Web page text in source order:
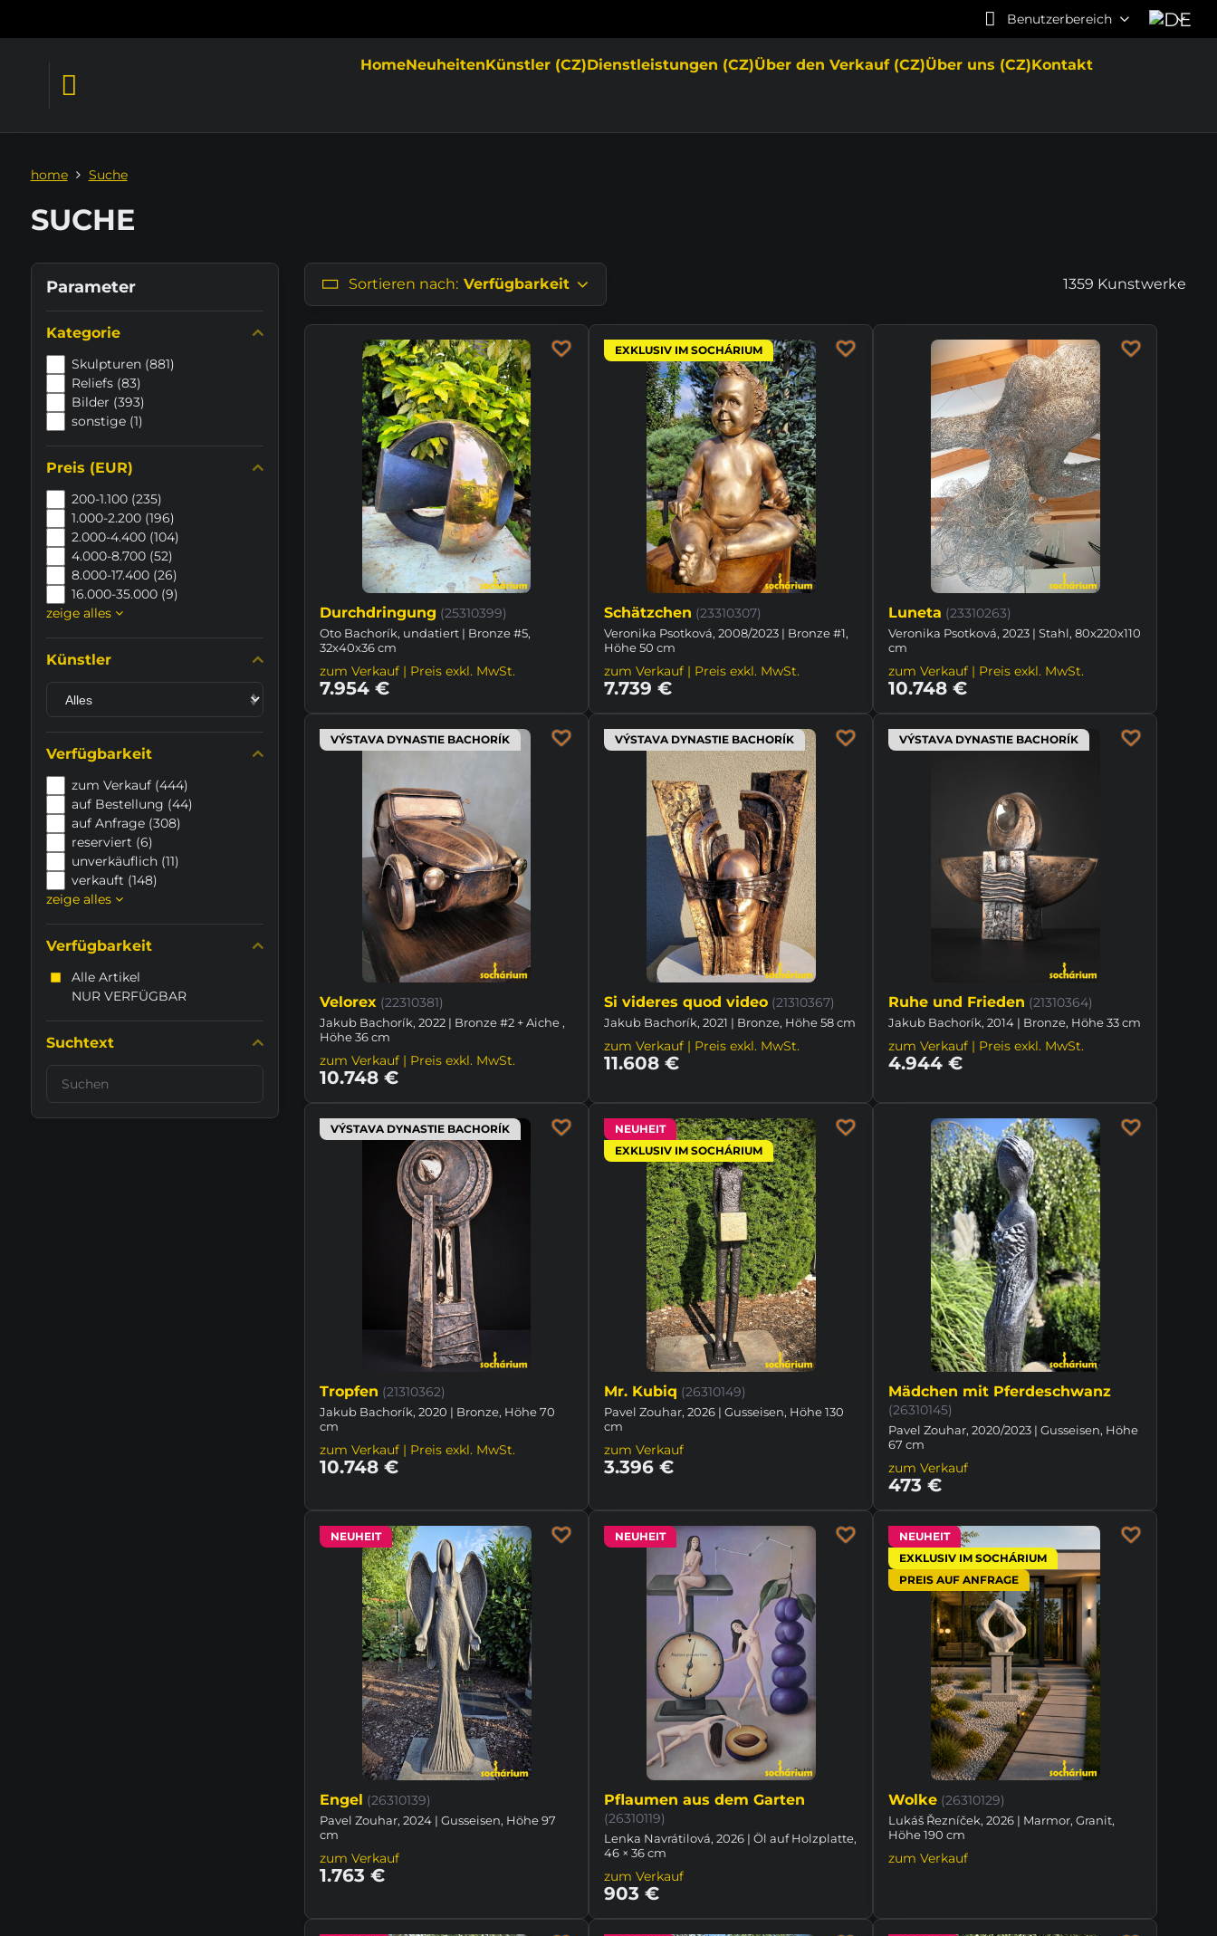
Benutzerbereich
HomeNeuheitenKünstler (CZ)Dienstleistungen (CZ)Über den Verkauf (CZ)Über uns (CZ)Kontakt
home Suche
SUCHE
Sortieren nach: Verfügbarkeit 1359 Kunstwerke
Durchdringung (25310399)
Oto Bachorík, undatiert | Bronze #5,
32x40x36 cm
zum Verkauf | Preis exkl. MwSt.
7.954 €
EXKLUSIV IM SOCHÁRIUM
Schätzchen (23310307)
Veronika Psotková, 2008/2023 | Bronze #1,
Höhe 50 cm
zum Verkauf | Preis exkl. MwSt.
7.739 €
Luneta (23310263)
Veronika Psotková, 2023 | Stahl, 80x220x110
cm
zum Verkauf | Preis exkl. MwSt.
10.748 €
VÝSTAVA DYNASTIE BACHORÍK
Velorex (22310381)
Jakub Bachorík, 2022 | Bronze #2 + Aiche ,
Höhe 36 cm
zum Verkauf | Preis exkl. MwSt.
10.748 €
VÝSTAVA DYNASTIE BACHORÍK
Si videres quod video (21310367)
Jakub Bachorík, 2021 | Bronze, Höhe 58 cm
zum Verkauf | Preis exkl. MwSt.
11.608 €
VÝSTAVA DYNASTIE BACHORÍK
Ruhe und Frieden (21310364)
Jakub Bachorík, 2014 | Bronze, Höhe 33 cm
zum Verkauf | Preis exkl. MwSt.
4.944 €
VÝSTAVA DYNASTIE BACHORÍK
Tropfen (21310362)
Jakub Bachorík, 2020 | Bronze, Höhe 70
cm
zum Verkauf | Preis exkl. MwSt.
10.748 €
NEUHEIT
EXKLUSIV IM SOCHÁRIUM
Mr. Kubiq (26310149)
Pavel Zouhar, 2026 | Gusseisen, Höhe 130
cm
zum Verkauf
3.396 €
Mädchen mit Pferdeschwanz
(26310145)
Pavel Zouhar, 2020/2023 | Gusseisen, Höhe
67 cm
zum Verkauf
473 €
NEUHEIT
Engel (26310139)
Pavel Zouhar, 2024 | Gusseisen, Höhe 97
cm
zum Verkauf
1.763 €
NEUHEIT
Pflaumen aus dem Garten
(26310119)
Lenka Navrátilová, 2026 | Öl auf Holzplatte,
46 × 36 cm
zum Verkauf
903 €
NEUHEIT
EXKLUSIV IM SOCHÁRIUM
PREIS AUF ANFRAGE
Wolke (26310129)
Lukáš Řezníček, 2026 | Marmor, Granit,
Höhe 190 cm
zum Verkauf
Parameter
Kategorie
Skulpturen (881)
Reliefs (83)
Bilder (393)
sonstige (1)
Preis (EUR)
200-1.100 (235)
1.000-2.200 (196)
2.000-4.400 (104)
4.000-8.700 (52)
8.000-17.400 (26)
16.000-35.000 (9)
zeige alles
Künstler
Verfügbarkeit
zum Verkauf (444)
auf Bestellung (44)
auf Anfrage (308)
reserviert (6)
unverkäuflich (11)
verkauft (148)
zeige alles
Verfügbarkeit
Alle Artikel
NUR VERFÜGBAR
Suchtext
Suchfilterergebnisse
im
Volltext